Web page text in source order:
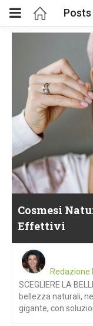
Posts
Cosmesi
Effettivi
Redazione
SCEGLIERE LA
bellezza naturali,
gigante, con